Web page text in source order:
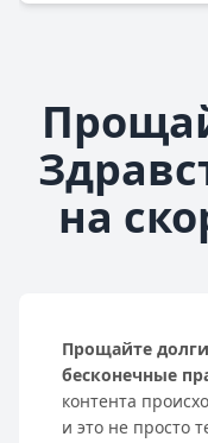
на
Прощайте
бесконечные
контента
и это не просто